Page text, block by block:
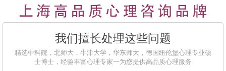
我们擅长处理这些问题
精选中科院，北师大，牛津大学，华东师大，德国纽伦堡心理专业硕
士博士，经验丰富心理专家一为您提供高品质心理服务